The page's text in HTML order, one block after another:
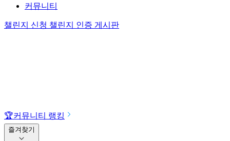
커뮤니티
챌린지 신청 챌린지 인증 게시판
🏆커뮤니티 랭킹
즐겨찾기